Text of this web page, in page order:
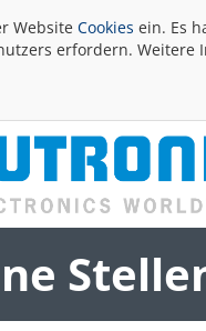
Website Cookies ein. Es
erfordern.